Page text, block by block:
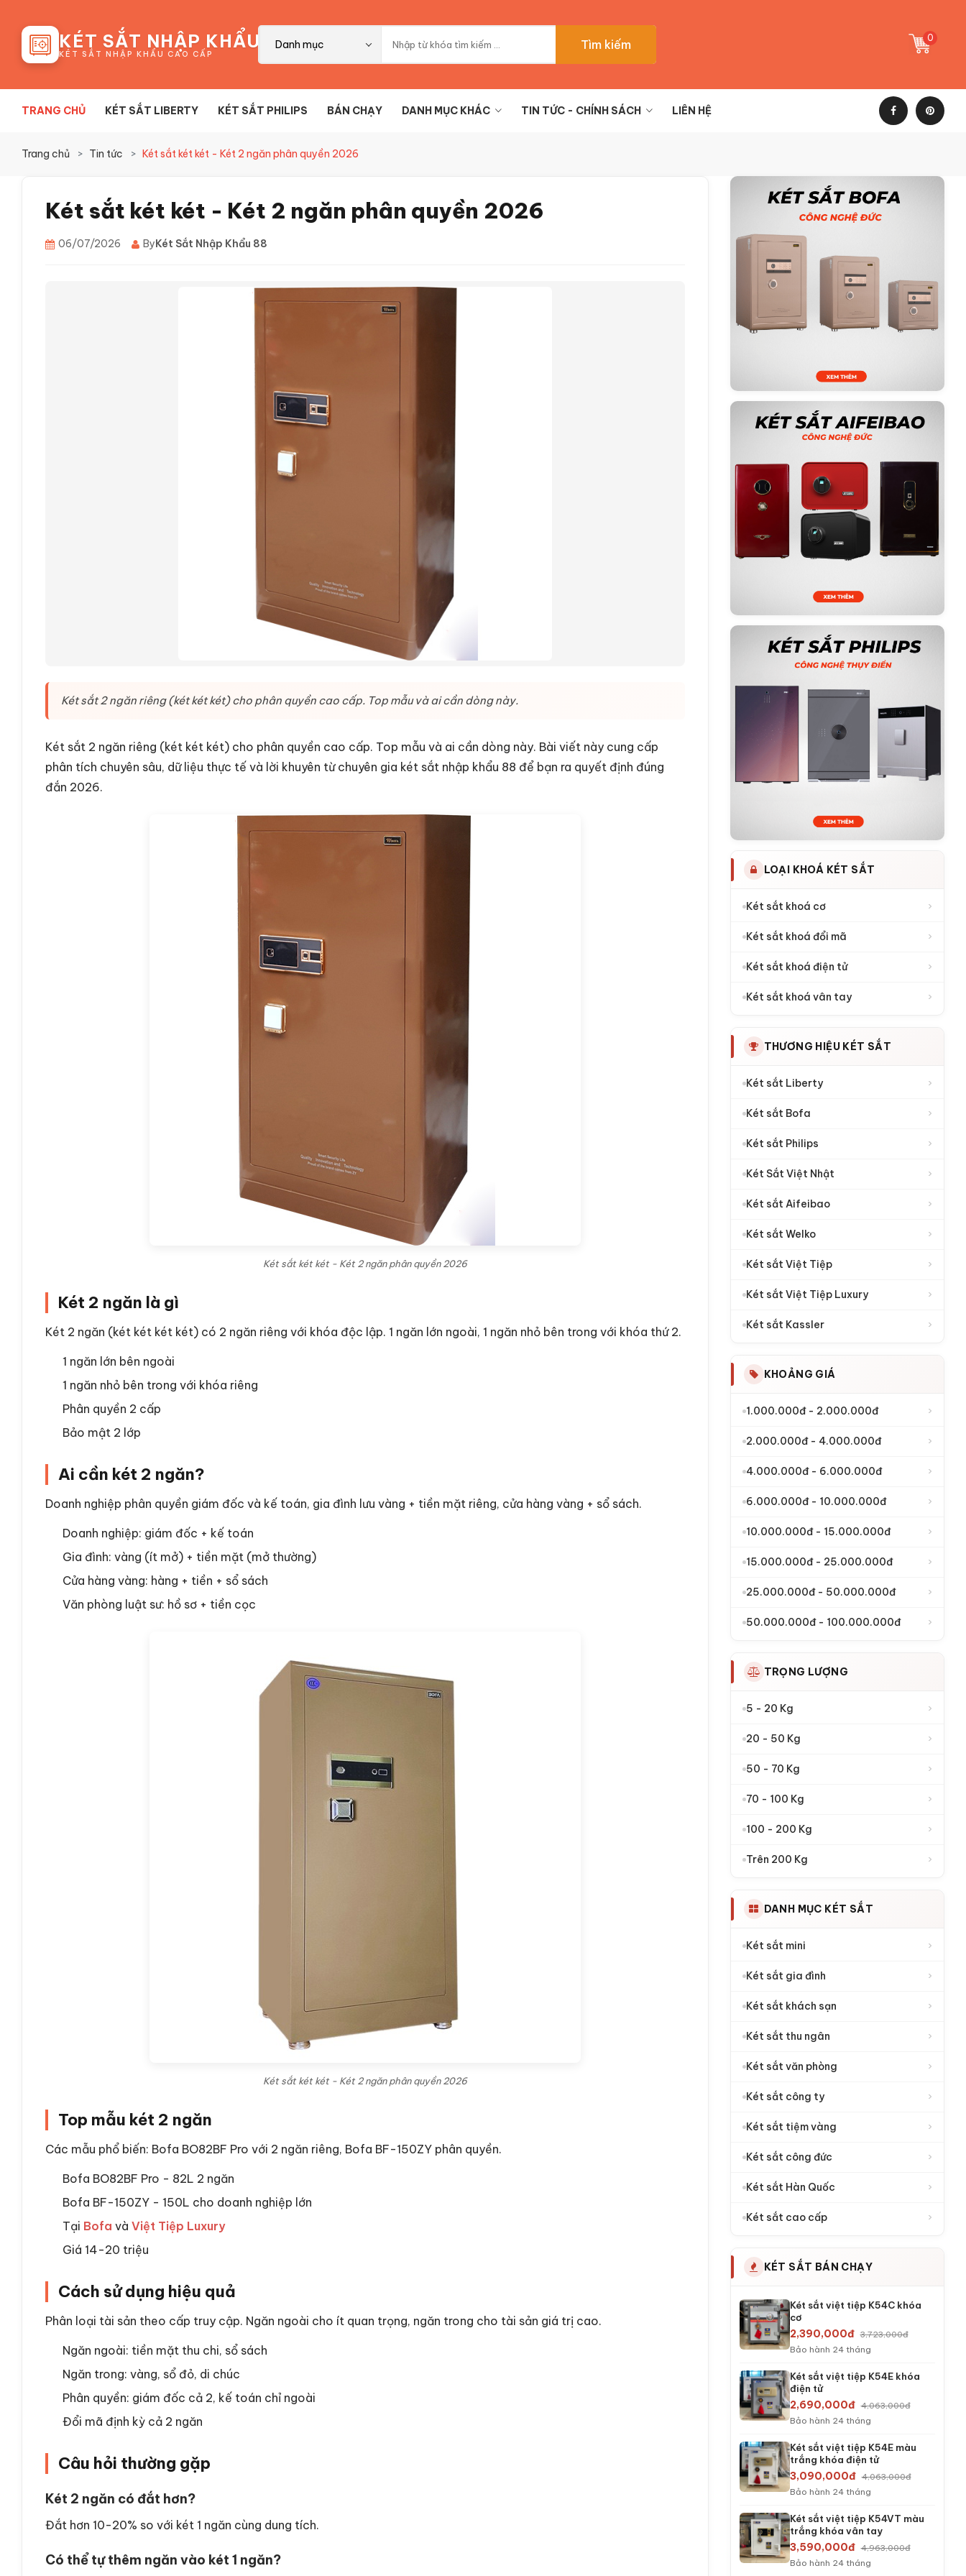
KÉT SẮT NHẬP KHẨU 88
KÉT SẮT NHẬP KHẨU CAO CẤP
0
Danh mục Tìm kiếm
TRANG CHỦ KÉT SẮT LIBERTY KÉT SẮT PHILIPS BÁN CHẠY DANH MỤC KHÁC TIN TỨC - CHÍNH SÁCH LIÊN HỆ
Trang chủ Tin tức Két sắt két két - Két 2 ngăn phân quyền 2026
Két sắt két két - Két 2 ngăn phân quyền 2026
06/07/2026 ByKét Sắt Nhập Khẩu 88
Két sắt 2 ngăn riêng (két két két) cho phân quyền cao cấp. Top mẫu và ai cần dòng này.
Két sắt 2 ngăn riêng (két két két) cho phân quyền cao cấp. Top mẫu và ai cần dòng này. Bài viết này cung cấp
phân tích chuyên sâu, dữ liệu thực tế và lời khuyên từ chuyên gia két sắt nhập khẩu 88 để bạn ra quyết định đúng
đắn 2026.
Két sắt két két - Két 2 ngăn phân quyền 2026
Két 2 ngăn là gì
Két 2 ngăn (két két két két) có 2 ngăn riêng với khóa độc lập. 1 ngăn lớn ngoài, 1 ngăn nhỏ bên trong với khóa thứ 2.
1 ngăn lớn bên ngoài
1 ngăn nhỏ bên trong với khóa riêng
Phân quyền 2 cấp
Bảo mật 2 lớp
Ai cần két 2 ngăn?
Doanh nghiệp phân quyền giám đốc và kế toán, gia đình lưu vàng + tiền mặt riêng, cửa hàng vàng + sổ sách.
Doanh nghiệp: giám đốc + kế toán
Gia đình: vàng (ít mở) + tiền mặt (mở thường)
Cửa hàng vàng: hàng + tiền + sổ sách
Văn phòng luật sư: hồ sơ + tiền cọc
Két sắt két két - Két 2 ngăn phân quyền 2026
Top mẫu két 2 ngăn
Các mẫu phổ biến: Bofa BO82BF Pro với 2 ngăn riêng, Bofa BF-150ZY phân quyền.
Bofa BO82BF Pro - 82L 2 ngăn
Bofa BF-150ZY - 150L cho doanh nghiệp lớn
Tại Bofa và Việt Tiệp Luxury
Giá 14-20 triệu
Cách sử dụng hiệu quả
Phân loại tài sản theo cấp truy cập. Ngăn ngoài cho ít quan trọng, ngăn trong cho tài sản giá trị cao.
Ngăn ngoài: tiền mặt thu chi, sổ sách
Ngăn trong: vàng, sổ đỏ, di chúc
Phân quyền: giám đốc cả 2, kế toán chỉ ngoài
Đổi mã định kỳ cả 2 ngăn
Câu hỏi thường gặp
Két 2 ngăn có đắt hơn?
Đắt hơn 10-20% so với két 1 ngăn cùng dung tích.
Có thể tự thêm ngăn vào két 1 ngăn?
LOẠI KHOÁ KÉT SẮT
Két sắt khoá cơ ›
Két sắt khoá đổi mã ›
Két sắt khoá điện tử ›
Két sắt khoá vân tay ›
THƯƠNG HIỆU KÉT SẮT
Két sắt Liberty ›
Két sắt Bofa ›
Két sắt Philips ›
Két Sắt Việt Nhật ›
Két sắt Aifeibao ›
Két sắt Welko ›
Két sắt Việt Tiệp ›
Két sắt Việt Tiệp Luxury ›
Két sắt Kassler ›
KHOẢNG GIÁ
1.000.000đ - 2.000.000đ ›
2.000.000đ - 4.000.000đ ›
4.000.000đ - 6.000.000đ ›
6.000.000đ - 10.000.000đ ›
10.000.000đ - 15.000.000đ ›
15.000.000đ - 25.000.000đ ›
25.000.000đ - 50.000.000đ ›
50.000.000đ - 100.000.000đ ›
TRỌNG LƯỢNG
5 - 20 Kg ›
20 - 50 Kg ›
50 - 70 Kg ›
70 - 100 Kg ›
100 - 200 Kg ›
Trên 200 Kg ›
DANH MỤC KÉT SẮT
Két sắt mini ›
Két sắt gia đình ›
Két sắt khách sạn ›
Két sắt thu ngân ›
Két sắt văn phòng ›
Két sắt công ty ›
Két sắt tiệm vàng ›
Két sắt công đức ›
Két sắt Hàn Quốc ›
Két sắt cao cấp ›
KÉT SẮT BÁN CHẠY
Két sắt việt tiệp K54C khóa
cơ
2,390,000đ 3,723,000đ
Bảo hành 24 tháng
Két sắt việt tiệp K54E khóa
điện tử
2,690,000đ 4,063,000đ
Bảo hành 24 tháng
Két sắt việt tiệp K54E màu
trắng khóa điện tử
3,090,000đ 4,063,000đ
Bảo hành 24 tháng
Két sắt việt tiệp K54VT màu
trắng khóa vân tay
3,590,000đ 4,963,000đ
Bảo hành 24 tháng